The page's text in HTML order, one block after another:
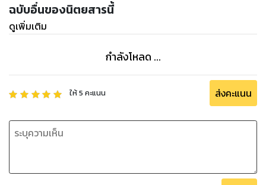
ฉบับอื่นของนิตยสารนี้
ดูเพิ่มเติม
กำลังโหลด ...
ให้5 คะแนน ส่งคะแนน